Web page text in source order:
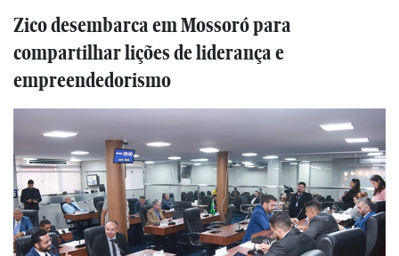
Zico desembarca em Mossoró para
compartilhar lições de liderança e
empreendedorismo